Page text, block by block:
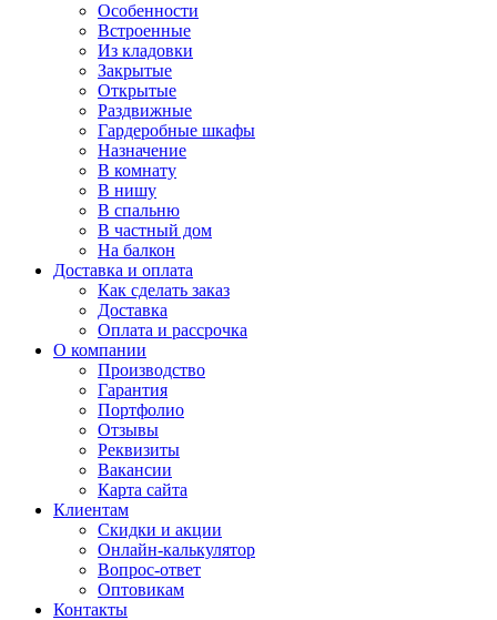
Особенности
Встроенные
Из кладовки
Закрытые
Открытые
Раздвижные
Гардеробные шкафы
Назначение
В комнату
В нишу
В спальню
В частный дом
На балкон
Доставка и оплата
Как сделать заказ
Доставка
Оплата и рассрочка
О компании
Производство
Гарантия
Портфолио
Отзывы
Реквизиты
Вакансии
Карта сайта
Клиентам
Скидки и акции
Онлайн-калькулятор
Вопрос-ответ
Оптовикам
Контакты